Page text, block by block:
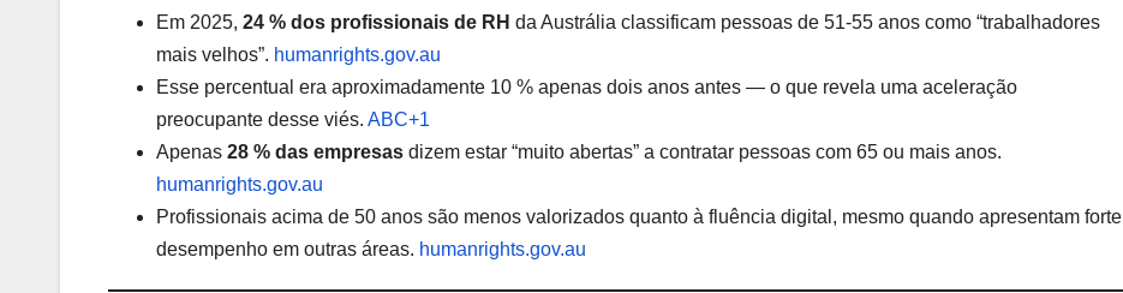
Em 2025, 24 % dos profissionais de RH da Austrália classificam pessoas de 51-55 anos como “trabalhadores
mais velhos”. humanrights.gov.au
Esse percentual era aproximadamente 10 % apenas dois anos antes — o que revela uma aceleração
preocupante desse viés. ABC+1
Apenas 28 % das empresas dizem estar “muito abertas” a contratar pessoas com 65 ou mais anos.
humanrights.gov.au
Profissionais acima de 50 anos são menos valorizados quanto à fluência digital, mesmo quando apresentam forte
desempenho em outras áreas. humanrights.gov.au